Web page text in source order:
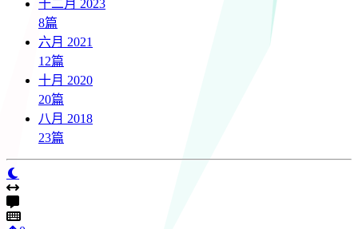
十二月 2023
8篇
六月 2021
12篇
十月 2020
20篇
八月 2018
23篇